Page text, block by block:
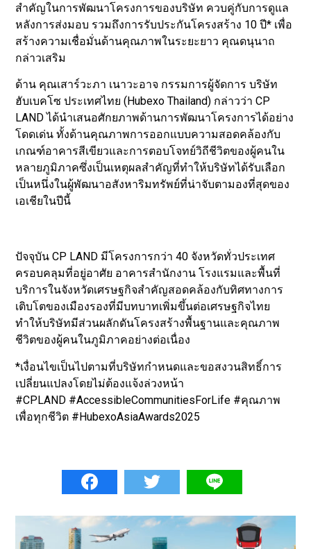
สำคัญในการพัฒนาโครงการของบริษัท ควบคู่กับการดูแล
หลังการส่งมอบ รวมถึงการรับประกันโครงสร้าง 10 ปี* เพื่อ
สร้างความเชื่อมั่นด้านคุณภาพในระยะยาว คุณดนุนาถ
กล่าวเสริม
ด้าน คุณเสาร์วะภา เนาวะอาจ กรรมการผู้จัดการ บริษัท
ฮับเบคโซ ประเทศไทย (Hubexo Thailand) กล่าวว่า CP
LAND ได้นำเสนอศักยภาพด้านการพัฒนาโครงการได้อย่าง
โดดเด่น ทั้งด้านคุณภาพการออกแบบความสอดคล้องกับ
เกณฑ์อาคารสีเขียวและการตอบโจทย์วิถีชีวิตของผู้คนใน
หลายภูมิภาคซึ่งเป็นเหตุผลสำคัญที่ทำให้บริษัทได้รับเลือก
เป็นหนึ่งในผู้พัฒนาอสังหาริมทรัพย์ที่น่าจับตามองที่สุดของ
เอเชียในปีนี้
ปัจจุบัน CP LAND มีโครงการกว่า 40 จังหวัดทั่วประเทศ
ครอบคลุมที่อยู่อาศัย อาคารสำนักงาน โรงแรมและพื้นที่
บริการในจังหวัดเศรษฐกิจสำคัญสอดคล้องกับทิศทางการ
เติบโตของเมืองรองที่มีบทบาทเพิ่มขึ้นต่อเศรษฐกิจไทย
ทำให้บริษัทมีส่วนผลักดันโครงสร้างพื้นฐานและคุณภาพ
ชีวิตของผู้คนในภูมิภาคอย่างต่อเนื่อง
*เงื่อนไขเป็นไปตามที่บริษัทกำหนดและขอสงวนสิทธิ์การ
เปลี่ยนแปลงโดยไม่ต้องแจ้งล่วงหน้า
#CPLAND #AccessibleCommunitiesForLife #คุณภาพ
เพื่อทุกชีวิต #HubexoAsiaAwards2025